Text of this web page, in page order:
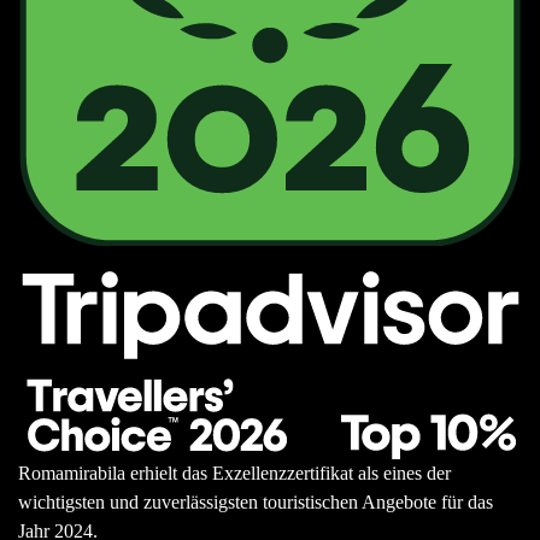
Romamirabila erhielt das Exzellenzzertifikat als eines der
wichtigsten und zuverlässigsten touristischen Angebote für das
Jahr 2024.